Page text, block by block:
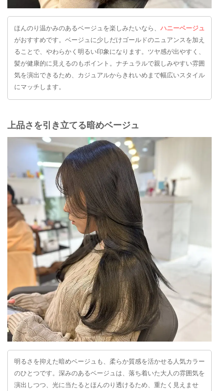
ほんのり温かみのあるベージュを楽しみたいなら、 ハニーベージュ
がおすすめです。ベージュに少しだけゴールドのニュアンスを加え
ることで、やわらかく明るい印象になります。ツヤ感が出やすく、
髪が健康的に見えるのもポイント。ナチュラルで親しみやすい雰囲
気を演出できるため、カジュアルからきれいめまで幅広いスタイル
にマッチします。
上品さを引き立てる暗めベージュ
明るさを抑えた暗めベージュも、柔らか質感を活かせる人気カラー
のひとつです。深みのあるベージュは、落ち着いた大人の雰囲気を
演出しつつ、光に当たるとほんのり透けるため、重たく見えませ